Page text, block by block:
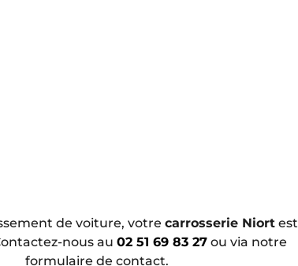
de voiture, votrecarrosserie Niort est
nous au 02 51 69 83 27ou via notre
formulaire de contact.